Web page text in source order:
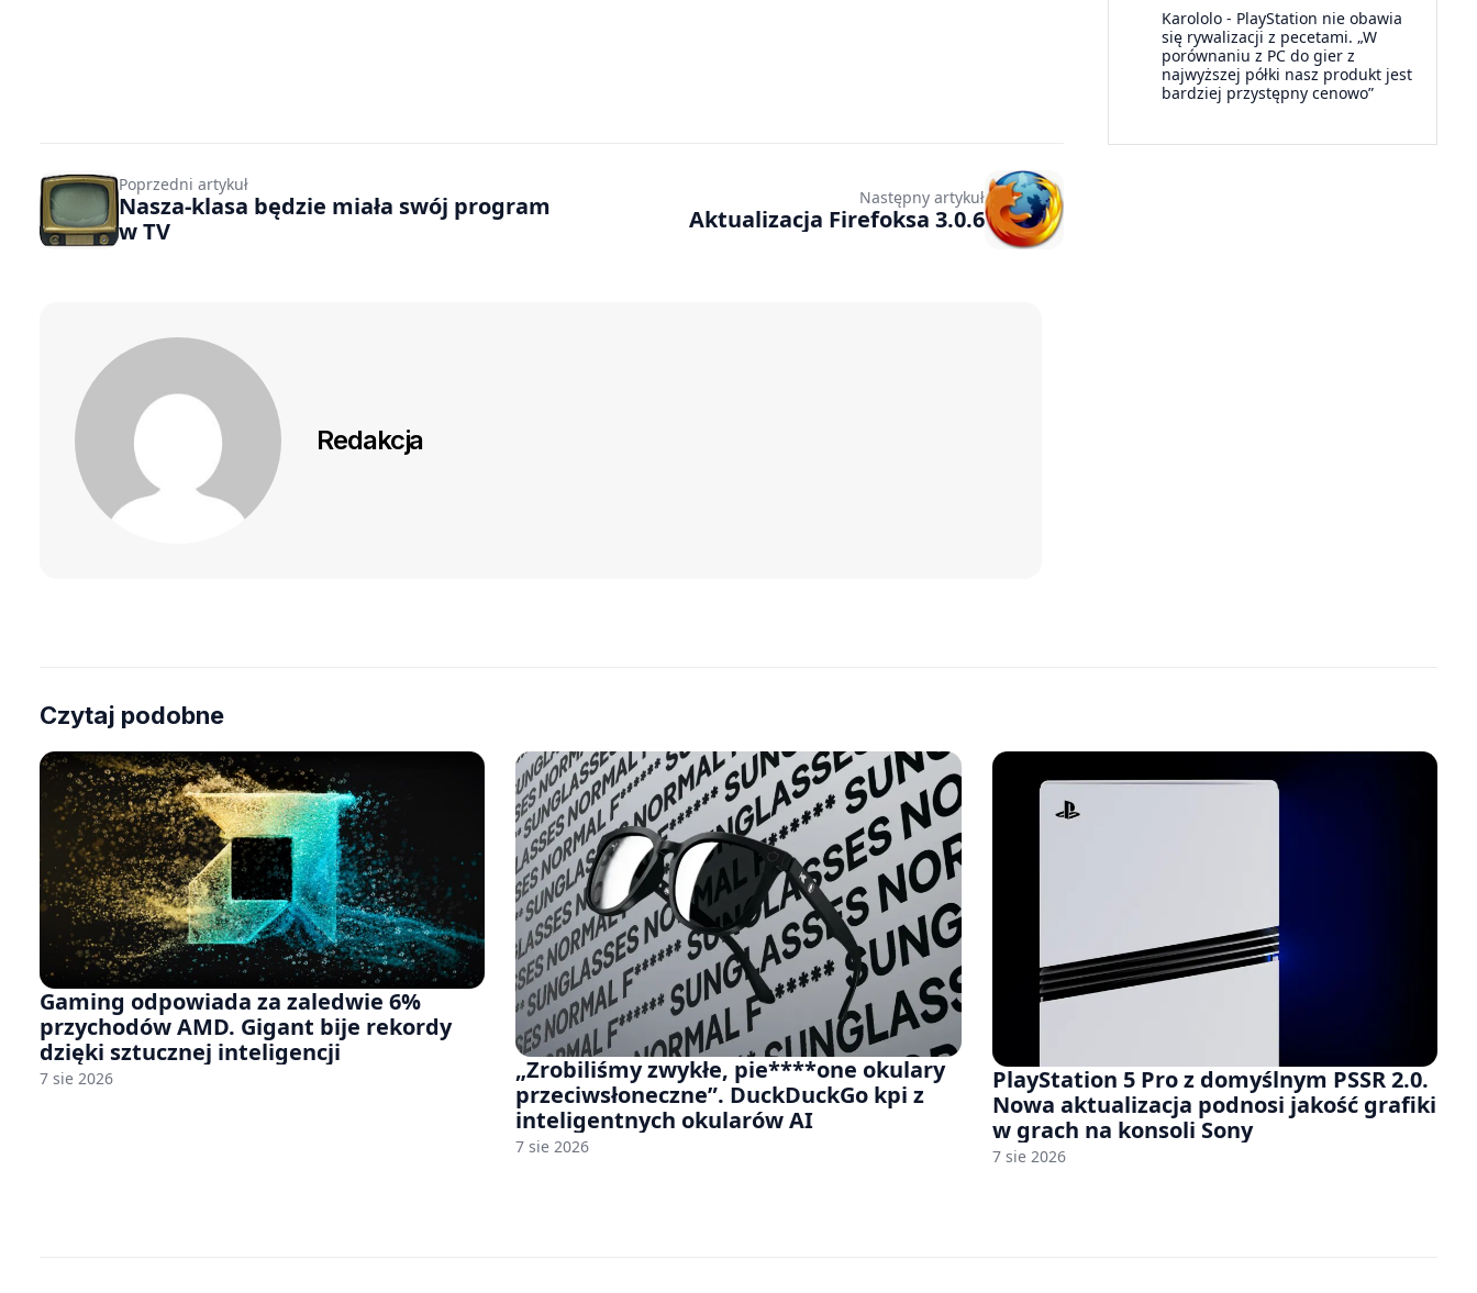
Karololo - PlayStation nie obawia
się rywalizacji z pecetami. „W
porównaniu z PC do gier z
najwyższej półki nasz produkt jest
bardziej przystępny cenowo”
Poprzedni artykuł
Nasza-klasa będzie miała swój program
w TV
Następny artykuł
Aktualizacja Firefoksa 3.0.6
Redakcja
Czytaj podobne
Gaming odpowiada za zaledwie 6%
przychodów AMD. Gigant bije rekordy
dzięki sztucznej inteligencji
7 sie 2026
„Zrobiliśmy zwykłe, pie****one okulary
przeciwsłoneczne”. DuckDuckGo kpi z
inteligentnych okularów AI
7 sie 2026
PlayStation 5 Pro z domyślnym PSSR 2.0.
Nowa aktualizacja podnosi jakość grafiki
w grach na konsoli Sony
7 sie 2026